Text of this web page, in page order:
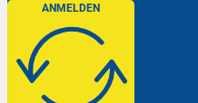
ANMELDEN